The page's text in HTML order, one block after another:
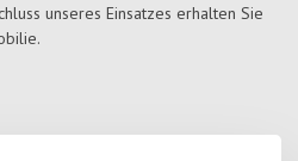
unseres Einsatzes erhalten Sie